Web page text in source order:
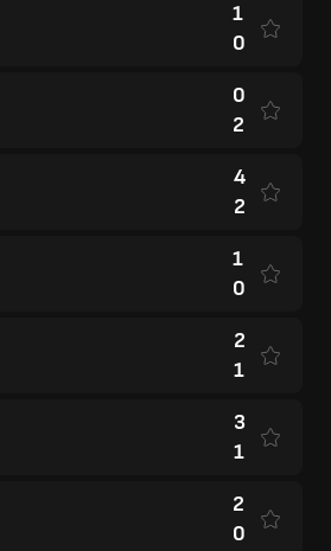
1
0
0
2
4
2
1
0
2
1
3
1
2
0